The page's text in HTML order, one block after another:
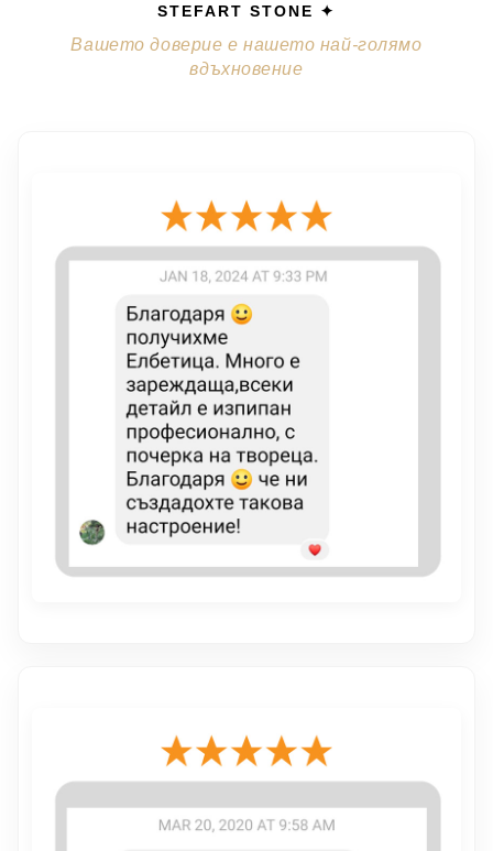
STEFART STONE ✦
Вашето доверие е нашето най-голямо
вдъхновение